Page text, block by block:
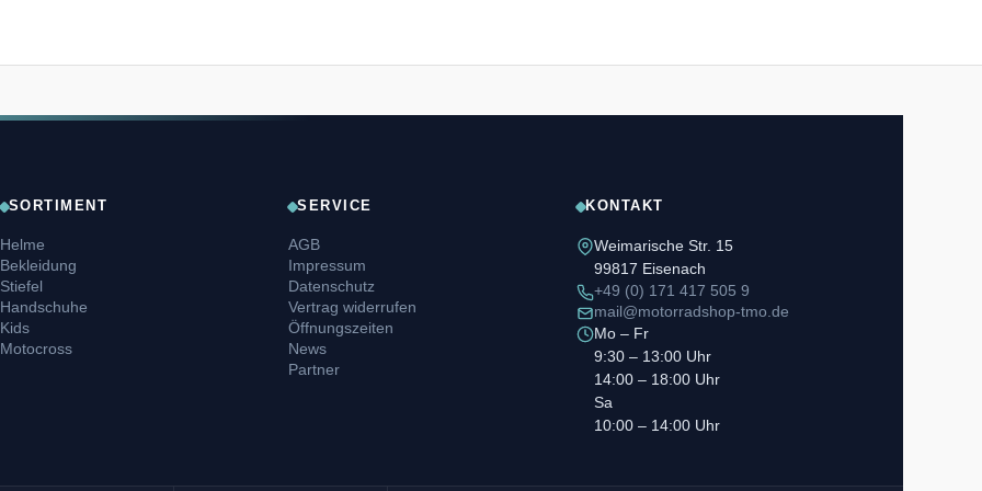
SORTIMENT
Helme
Bekleidung
Stiefel
Handschuhe
Kids
Motocross
SERVICE
AGB
Impressum
Datenschutz
Vertrag widerrufen
Öffnungszeiten
News
Partner
KONTAKT
Weimarische Str. 15
99817 Eisenach
+49 (0) 171 417 505 9
mail@motorradshop-tmo.de
Mo – Fr
9:30 – 13:00 Uhr
14:00 – 18:00 Uhr
Sa
10:00 – 14:00 Uhr